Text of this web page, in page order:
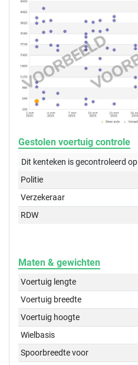
Gestolen voertuig controle
Dit kenteken is gecontroleerd op
Politie
Verzekeraar
RDW
Maten & gewichten
Voertuig lengte
Voertuig breedte
Voertuig hoogte
Wielbasis
Spoorbreedte voor